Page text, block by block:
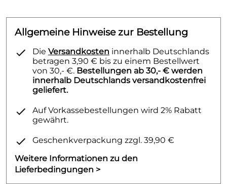
Allgemeine Hinweise zur Bestellung
Die Versandkosten innerhalb Deutschlands
betragen 3,90 € bis zu einem Bestellwert
von 30,- €. Bestellungen ab 30,- € werden
innerhalb Deutschlands versandkostenfrei
geliefert.
Auf Vorkassebestellungen wird 2% Rabatt
gewährt.
Geschenkverpackung zzgl. 39,90 €
Weitere Informationen zu den
Lieferbedingungen >